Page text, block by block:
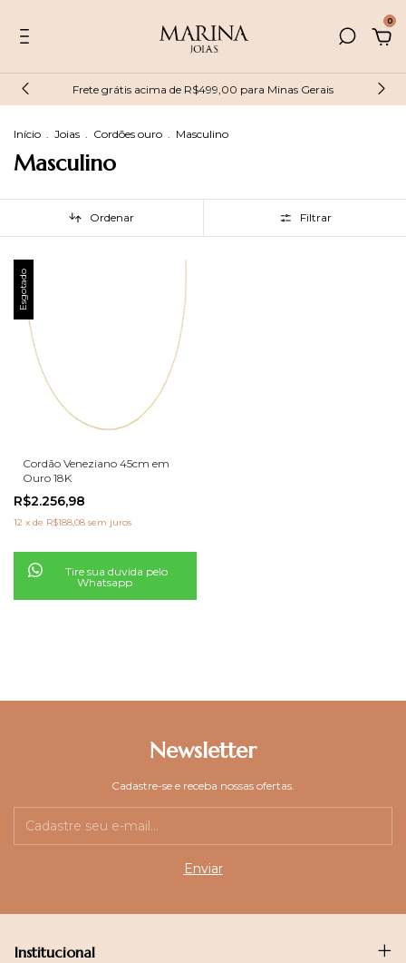
0
Frete grátis acima de R$499,00 para Minas Gerais
Início . Joias . Cordões ouro . Masculino
Masculino
Ordenar Filtrar
Esgotado
Cordão Veneziano 45cm em
Ouro 18K
R$2.256,98
12 x de R$188,08 sem juros
Tire sua duvida pelo
Whatsapp
Newsletter
Cadastre-se e receba nossas ofertas.
Institucional